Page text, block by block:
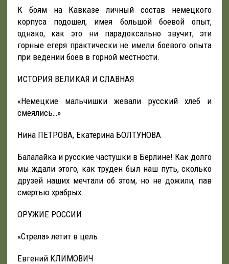
К боям на Кавказе личный состав немецкого
корпуса подошел, имея большой боевой опыт,
однако, как это ни парадоксально звучит, эти
горные егеря практически не имели боевого опыта
при ведении боев в горной местности.
ИСТОРИЯ ВЕЛИКАЯ И СЛАВНАЯ
«Немецкие мальчишки жевали русский хлеб и
смеялись…»
Нина ПЕТРОВА, Екатерина БОЛТУНОВА
Балалайка и русские частушки в Берлине! Как долго
мы ждали этого, как труден был наш путь, сколько
друзей наших мечтали об этом, но не дожили, пав
смертью храбрых.
ОРУЖИЕ РОССИИ
«Стрела» летит в цель
Евгений КЛИМОВИЧ